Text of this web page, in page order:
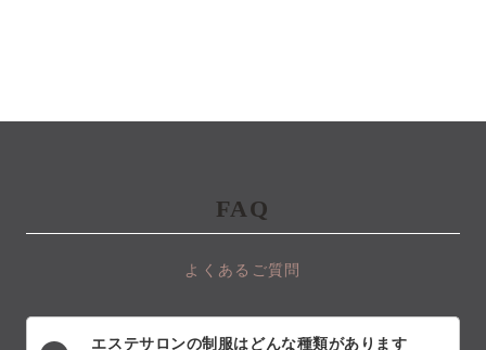
FAQ
よくあるご質問
エステサロンの制服はどんな種類があります